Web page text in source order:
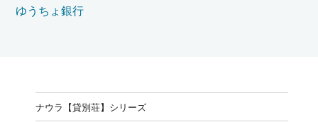
ゆうちょ銀行
ナウラ【貸別荘】シリーズ